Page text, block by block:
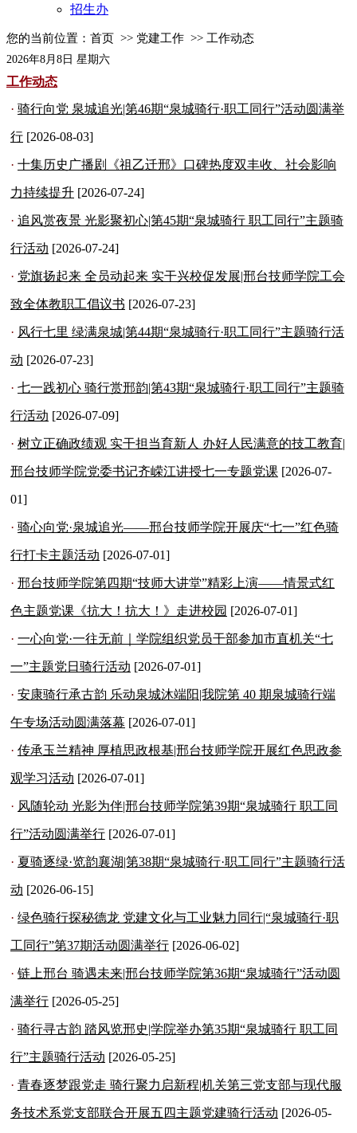
招生办
您的当前位置： 首页 >> 党建工作 >> 工作动态
2026年8月8日 星期六
工作动态
· 骑行向党 泉城追光|第46期“泉城骑行·职工同行”活动圆满举
行 [2026-08-03]
· 十集历史广播剧《祖乙迁邢》口碑热度双丰收、社会影响
力持续提升 [2026-07-24]
· 追风赏夜景 光影聚初心|第45期“泉城骑行 职工同行”主题骑
行活动 [2026-07-24]
· 党旗扬起来 全员动起来 实干兴校促发展|邢台技师学院工会
致全体教职工倡议书 [2026-07-23]
· 风行七里 绿满泉城|第44期“泉城骑行·职工同行”主题骑行活
动 [2026-07-23]
· 七一践初心 骑行赏邢韵|第43期“泉城骑行·职工同行”主题骑
行活动 [2026-07-09]
· 树立正确政绩观 实干担当育新人 办好人民满意的技工教育|
邢台技师学院党委书记齐嵘江讲授七一专题党课 [2026-07-
01]
· 骑心向党·泉城追光——邢台技师学院开展庆“七一”红色骑
行打卡主题活动 [2026-07-01]
· 邢台技师学院第四期“技师大讲堂”精彩上演——情景式红
色主题党课《抗大！抗大！》走进校园 [2026-07-01]
· 一心向党·一往无前｜学院组织党员干部参加市直机关“七
一”主题党日骑行活动 [2026-07-01]
· 安康骑行承古韵 乐动泉城沐端阳|我院第 40 期泉城骑行端
午专场活动圆满落幕 [2026-07-01]
· 传承玉兰精神 厚植思政根基|邢台技师学院开展红色思政参
观学习活动 [2026-07-01]
· 风随轮动 光影为伴|邢台技师学院第39期“泉城骑行 职工同
行”活动圆满举行 [2026-07-01]
· 夏骑逐绿·览韵襄湖|第38期“泉城骑行·职工同行”主题骑行活
动 [2026-06-15]
· 绿色骑行探秘德龙 党建文化与工业魅力同行|“泉城骑行·职
工同行”第37期活动圆满举行 [2026-06-02]
· 链上邢台 骑遇未来|邢台技师学院第36期“泉城骑行”活动圆
满举行 [2026-05-25]
· 骑行寻古韵 踏风览邢史|学院举办第35期“泉城骑行 职工同
行”主题骑行活动 [2026-05-25]
· 青春逐梦跟党走 骑行聚力启新程|机关第三党支部与现代服
务技术系党支部联合开展五四主题党建骑行活动 [2026-05-